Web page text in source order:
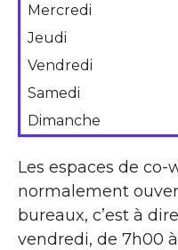
Mercredi
Jeudi
Vendredi
Samedi
Dimanche
Les espaces de
normalement
bureaux, c’est à
vendredi, de 7h00 à